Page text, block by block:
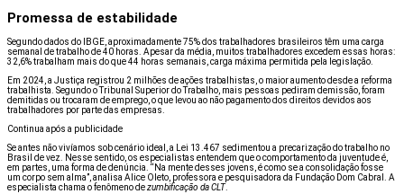
Promessa de estabilidade
Segundo dados do IBGE, aproximadamente 75% dos trabalhadores brasileiros têm uma carga
semanal de trabalho de 40 horas. Apesar da média, muitos trabalhadores excedem essas horas:
32,6% trabalham mais do que 44 horas semanais, carga máxima permitida pela legislação.
Em 2024, a Justiça registrou 2 milhões de ações trabalhistas, o maior aumento desde a reforma
trabalhista. Segundo o Tribunal Superior do Trabalho, mais pessoas pediram demissão, foram
demitidas ou trocaram de emprego, o que levou ao não pagamento dos direitos devidos aos
trabalhadores por parte das empresas.
Continua após a publicidade
Se antes não vivíamos sob cenário ideal, a Lei 13.467 sedimentou a precarização do trabalho no
Brasil de vez. Nesse sentido, os especialistas entendem que o comportamento da juventude é,
em partes, uma forma de denúncia. “Na mente desses jovens, é como se a consolidação fosse
um corpo sem alma”, analisa Alice Oleto, professora e pesquisadora da Fundação Dom Cabral. A
especialista chama o fenômeno dezumbificação da CLT.